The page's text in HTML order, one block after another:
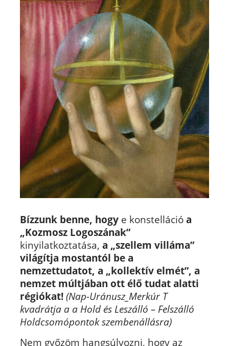
Bízzunk benne, hogye konstelláció a
„Kozmosz Logoszának”
kinyilatkoztatása, a „szellem villáma”
világítja mostantól be a
nemzettudatot, a „kollektív elmét”, a
nemzet múltjában ott élő tudat alatti
régiókat! (Nap-Uránusz_Merkúr T
kvadrátja a a Hold és Leszálló – Felszálló
Holdcsomópontok szembenállásra)
Nem győzöm hangsúlyozni, hogy az